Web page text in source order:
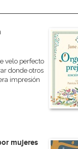
velo perfecto
donde otros
impresión
mujeres